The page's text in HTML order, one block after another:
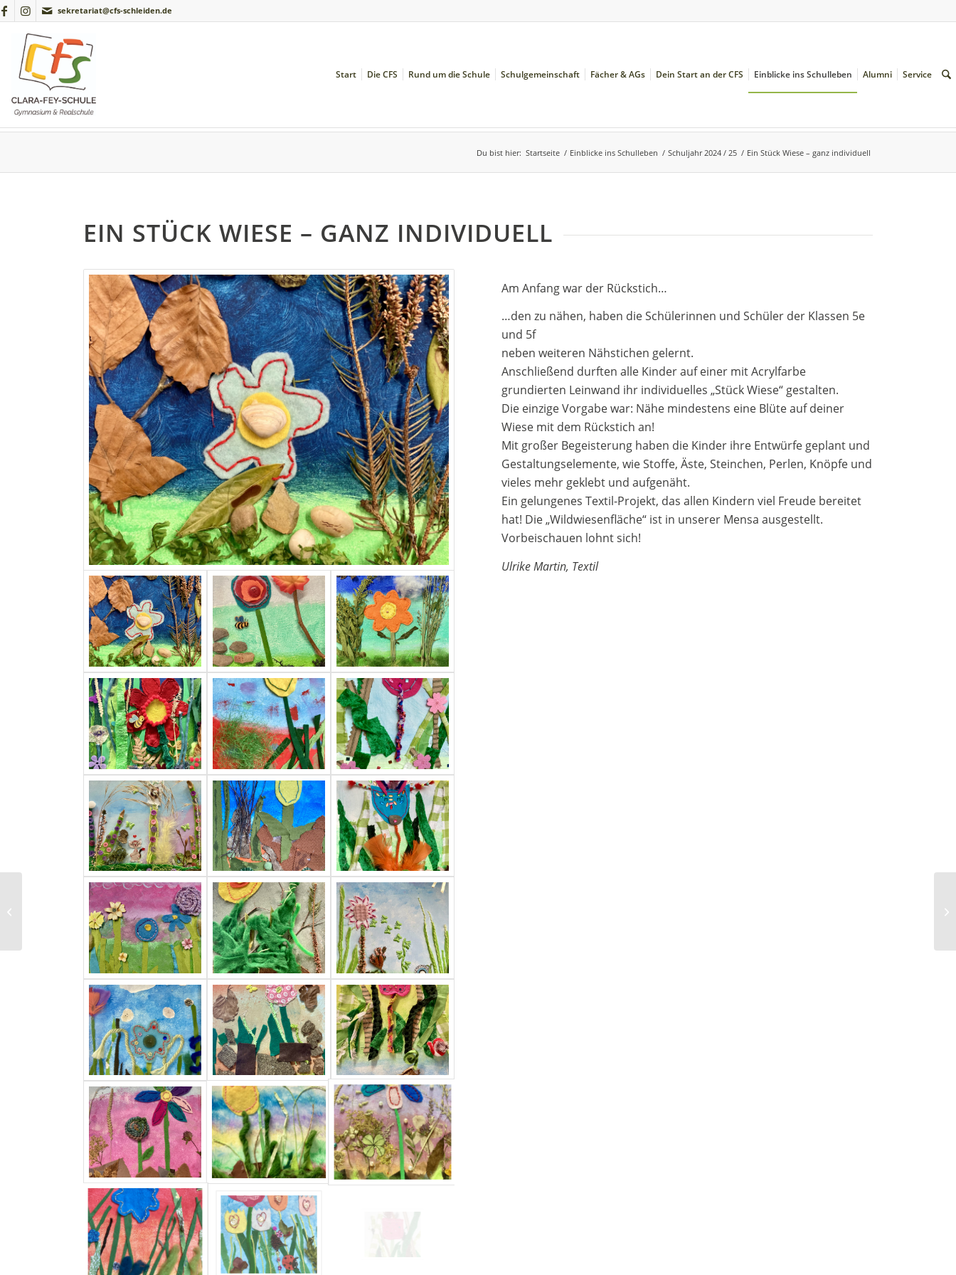
sekretariat@cfs-schleiden.de
Start Die CFS Rund um die Schule Schulgemeinschaft Fächer & AGs Dein Start an der CFS Einblicke ins Schulleben Alumni Service
Du bist hier: Startseite / Einblicke ins Schulleben / Schuljahr 2024 / 25 / Ein Stück Wiese – ganz individuell
EIN STÜCK WIESE – GANZ INDIVIDUELL
Am Anfang war der Rückstich…
…den zu nähen, haben die Schülerinnen und Schüler der Klassen 5e
und 5f
neben weiteren Nähstichen gelernt.
Anschließend durften alle Kinder auf einer mit Acrylfarbe
grundierten Leinwand ihr individuelles „Stück Wiese“ gestalten.
Die einzige Vorgabe war: Nähe mindestens eine Blüte auf deiner
Wiese mit dem Rückstich an!
Mit großer Begeisterung haben die Kinder ihre Entwürfe geplant und
Gestaltungselemente, wie Stoffe, Äste, Steinchen, Perlen, Knöpfe und
vieles mehr geklebt und aufgenäht.
Ein gelungenes Textil-Projekt, das allen Kindern viel Freude bereitet
hat! Die „Wildwiesenfläche“ ist in unserer Mensa ausgestellt.
Vorbeischauen lohnt sich!
Ulrike Martin, Textil
pro8-Wettbewerb an